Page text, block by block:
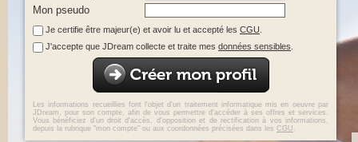
Mon pseudo
Je certifie être majeur(e) et avoir lu et accepté les CGU
J'accepte que JDream collecte et traite mes données sensibles
Les informations recueillies font l'objet d'un traitement informatique mis en oeuvre par
JDream, pour son compte, afin de vous permettre d'accéder à ses offres et services.
Vous bénéficiez d'un droit d'accès, d'opposition et de rectification à vos informations,
depuis la rubrique "mon compte" ou aux coordonnées précisées dans les CGU .